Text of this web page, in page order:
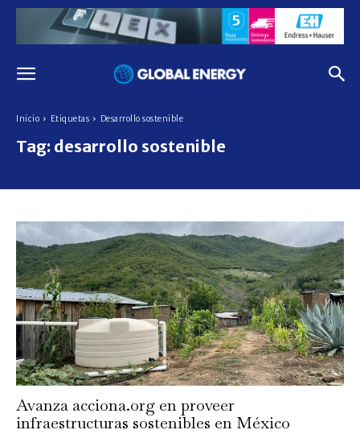
Inicio Etiquetas Desarrollo sostenible
Tag: desarrollo sostenible
Avanza acciona.org en proveer
infraestructuras sostenibles en México